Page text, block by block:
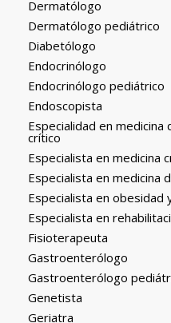
Dermatólogo
Dermatólogo pediátrico
Diabetólogo
Endocrinólogo
Endocrinólogo pediátrico
Endoscopista
Especialidad en
crítico
Especialista en medicina
Especialista en medicina
Especialista en obesidad
Especialista en
Fisioterapeuta
Gastroenterólogo
Gastroenterólogo
Genetista
Geriatra